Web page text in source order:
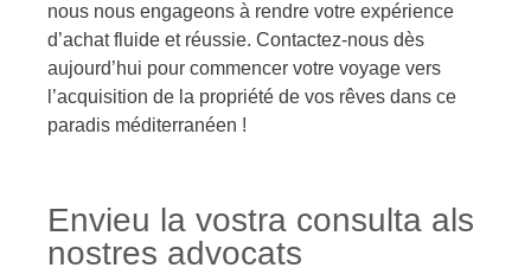
nous nous engageons à rendre votre expérience
d’achat fluide et réussie. Contactez-nous dès
aujourd’hui pour commencer votre voyage vers
l’acquisition de la propriété de vos rêves dans ce
paradis méditerranéen !
Envieu la vostra consulta als
nostres advocats